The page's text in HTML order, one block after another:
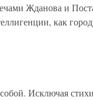
Жданова и
как
Исключая